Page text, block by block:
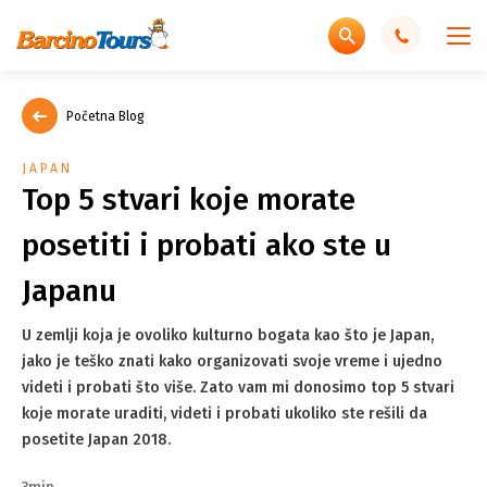
Početna Blog
JAPAN
Top 5 stvari koje morate
posetiti i probati ako ste u
Japanu
U zemlji koja je ovoliko kulturno bogata kao što je Japan,
jako je teško znati kako organizovati svoje vreme i ujedno
videti i probati što više. Zato vam mi donosimo top 5 stvari
koje morate uraditi, videti i probati ukoliko ste rešili da
posetite Japan 2018.